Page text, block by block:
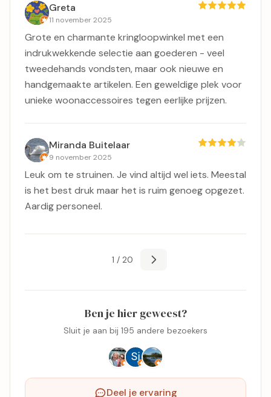
Greta
11 november 2025
Grote en charmante kringloopwinkel met een
indrukwekkende selectie aan goederen - veel
tweedehands vondsten, maar ook nieuwe en
handgemaakte artikelen. Een geweldige plek voor
unieke woonaccessoires tegen eerlijke prijzen.
Miranda Buitelaar
9 november 2025
Leuk om te struinen. Je vind altijd wel iets. Meestal
is het best druk maar het is ruim genoeg opgezet.
Aardig personeel.
1 / 20
Ben je hier geweest?
Sluit je aan bij 195 andere bezoekers
Deel je ervaring